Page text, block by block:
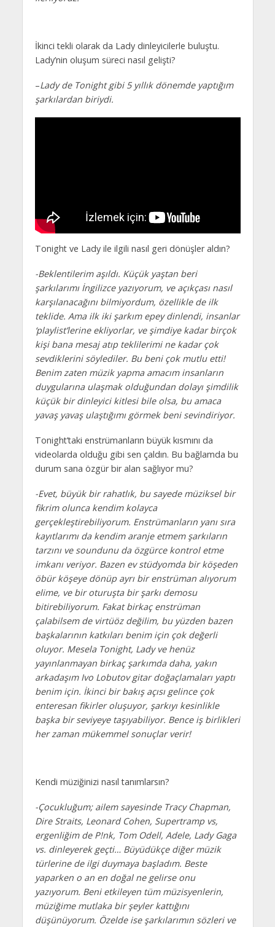
İkinci tekli olarak da Lady dinleyicilerle buluştu.
Lady’nin oluşum süreci nasıl gelişti?
–Lady de Tonight gibi 5 yıllık dönemde yaptığım
şarkılardan biriydi.
Tonight ve Lady ile ilgili nasıl geri dönüşler aldın?
-Beklentilerim aşıldı. Küçük yaştan beri
şarkılarımı İngilizce yazıyorum, ve açıkçası nasıl
karşılanacağını bilmiyordum, özellikle de ilk
teklide. Ama ilk iki şarkım epey dinlendi, insanlar
‘playlist’lerine ekliyorlar, ve şimdiye kadar birçok
kişi bana mesaj atıp teklilerimi ne kadar çok
sevdiklerini söylediler. Bu beni çok mutlu etti!
Benim zaten müzik yapma amacım insanların
duygularına ulaşmak olduğundan dolayı şimdilik
küçük bir dinleyici kitlesi bile olsa, bu amaca
yavaş yavaş ulaştığımı görmek beni sevindiriyor.
Tonight’taki enstrümanların büyük kısmını da
videolarda olduğu gibi sen çaldın. Bu bağlamda bu
durum sana özgür bir alan sağlıyor mu?
-Evet, büyük bir rahatlık, bu sayede müziksel bir
fikrim olunca kendim kolayca
gerçekleştirebiliyorum. Enstrümanların yanı sıra
kayıtlarımı da kendim aranje etmem şarkıların
tarzını ve soundunu da özgürce kontrol etme
imkanı veriyor. Bazen ev stüdyomda bir köşeden
öbür köşeye dönüp ayrı bir enstrüman alıyorum
elime, ve bir oturuşta bir şarkı demosu
bitirebiliyorum. Fakat birkaç enstrüman
çalabilsem de virtüöz değilim, bu yüzden bazen
başkalarının katkıları benim için çok değerli
oluyor. Mesela Tonight, Lady ve henüz
yayınlanmayan birkaç şarkımda daha, yakın
arkadaşım Ivo Lobutov gitar doğaçlamaları yaptı
benim için. İkinci bir bakış açısı gelince çok
enteresan fikirler oluşuyor, şarkıyı kesinlikle
başka bir seviyeye taşıyabiliyor. Bence iş birlikleri
her zaman mükemmel sonuçlar verir!
Kendi müziğinizi nasıl tanımlarsın?
-Çocukluğum; ailem sayesinde Tracy Chapman,
Dire Straits, Leonard Cohen, Supertramp vs,
ergenliğim de P!nk, Tom Odell, Adele, Lady Gaga
vs. dinleyerek geçti… Büyüdükçe diğer müzik
türlerine de ilgi duymaya başladım. Beste
yaparken o an en doğal ne gelirse onu
yazıyorum. Beni etkileyen tüm müzisyenlerin,
müziğime mutlaka bir şeyler kattığını
düşünüyorum. Özelde ise şarkılarımın sözleri ve